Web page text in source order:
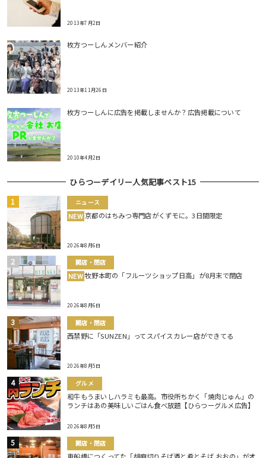
2013年7月2日
枚方つーしんメンバー紹介
2013年11月26日
枚方つーしんに広告を掲載しませんか？広告掲載について
2010年4月2日
ひらつーデイリー人気記事ベスト15
ニュース
NEW 京都のはちみつ専門店がくずモに。3日間限定
2026年8月6日
開店・閉店
NEW 牧野本町の「フルーツショップ日高」が8月末で閉店
2026年8月6日
開店・閉店
西禁野に「SUNZEN」ってスパイスカレー店ができてる
2026年8月5日
グルメ
和牛もうまいしハラミも最高。市役所ちかく「焼肉じゅん」の
ランチはあの美味しいごはん食べ放題【ひらつーグルメ広告】
2026年8月5日
開店・閉店